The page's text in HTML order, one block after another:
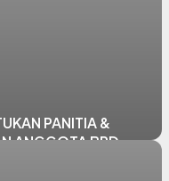
PANITIA &
ANGGOTA BPD